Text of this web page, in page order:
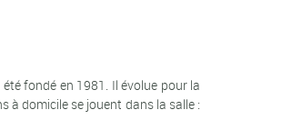
fondé en 1981. Il évolue pour la
à domicile se jouent dans la salle :